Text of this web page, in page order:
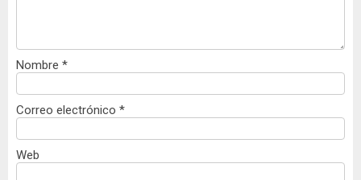
Nombre *
Correo electrónico *
Web